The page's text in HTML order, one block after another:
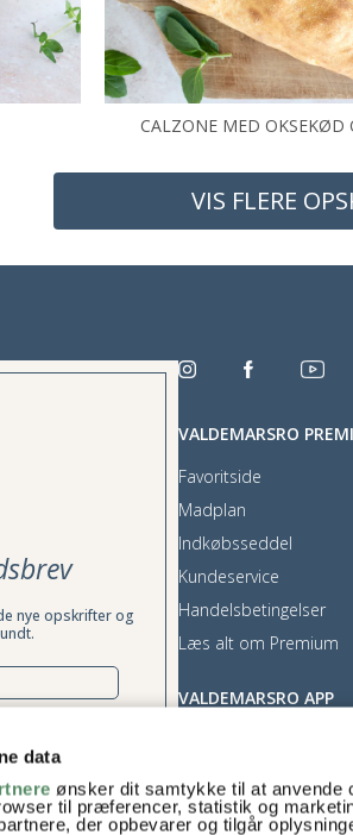
data
ønsker dit samtykke til at anvende
til præferencer, statistik og
der opbevarer og tilgår
CALZONE MED OKSEKØD
VIS FLERE
nye opskrifter og
tid trækkes tilbage,
VALDEMARSRO
Favoritside
Madplan
Indkøbsseddel
Kundeservice
Handelsbetingelser
Læs alt om Premium
VALDEMARSRO APP